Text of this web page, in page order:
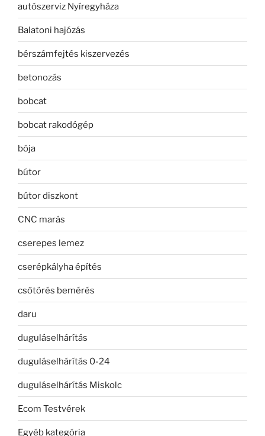
autószerviz Nyíregyháza
Balatoni hajózás
bérszámfejtés kiszervezés
betonozás
bobcat
bobcat rakodógép
bója
bútor
bútor diszkont
CNC marás
cserepes lemez
cserépkályha építés
csőtörés bemérés
daru
duguláselhárítás
duguláselhárítás 0-24
duguláselhárítás Miskolc
Ecom Testvérek
Egyéb kategória